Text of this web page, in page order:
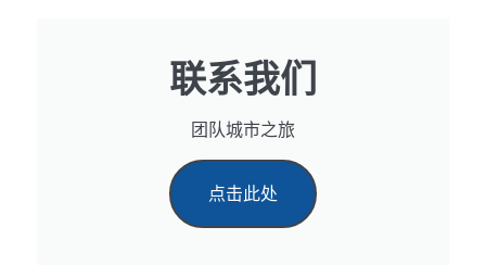
联系我们
团队城市之旅
点击此处